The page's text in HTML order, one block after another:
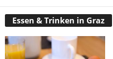
Essen & Trinken in Graz